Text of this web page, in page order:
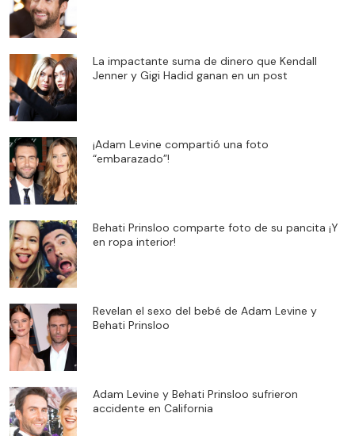
La impactante suma de dinero que Kendall
Jenner y Gigi Hadid ganan en un post
¡Adam Levine compartió una foto
“embarazado”!
Behati Prinsloo comparte foto de su pancita ¡Y
en ropa interior!
Revelan el sexo del bebé de Adam Levine y
Behati Prinsloo
Adam Levine y Behati Prinsloo sufrieron
accidente en California